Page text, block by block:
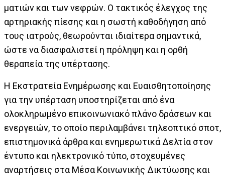
ματιών και των νεφρών. Ο τακτικός έλεγχος της
αρτηριακής πίεσης και η σωστή καθοδήγηση από
τους ιατρούς, θεωρούνται ιδιαίτερα σημαντικά,
ώστε να διασφαλιστεί η πρόληψη και η ορθή
θεραπεία της υπέρτασης.
Η Εκστρατεία Ενημέρωσης και Ευαισθητοποίησης
για την υπέρταση υποστηρίζεται από ένα
ολοκληρωμένο επικοινωνιακό πλάνο δράσεων και
ενεργειών, το οποίο περιλαμβάνει τηλεοπτικό σποτ,
επιστημονικά άρθρα και ενημερωτικά Δελτία στον
έντυπο και ηλεκτρονικό τύπο, στοχευμένες
αναρτήσεις στα Μέσα Κοινωνικής Δικτύωσης και